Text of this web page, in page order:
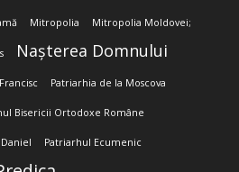
Mitropolia Mitropolia Moldovei;
Nașterea Domnului
Patriarhia de la Moscova
Bisericii Ortodoxe Române
Patriarhul Ecumenic